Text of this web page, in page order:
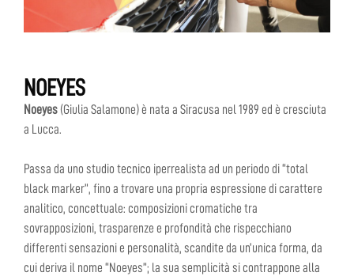
NOEYES
Noeyes (Giulia Salamone) è nata a Siracusa nel 1989 ed è cresciuta
a Lucca.
Passa da uno studio tecnico iperrealista ad un periodo di “total
black marker”, fino a trovare una propria espressione di carattere
analitico, concettuale: composizioni cromatiche tra
sovrapposizioni, trasparenze e profondità che rispecchiano
differenti sensazioni e personalità, scandite da un’unica forma, da
cui deriva il nome “Noeyes”; la sua semplicità si contrappone alla